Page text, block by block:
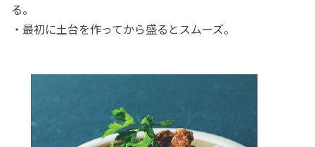
る。
・最初に土台を作ってから盛るとスムーズ。